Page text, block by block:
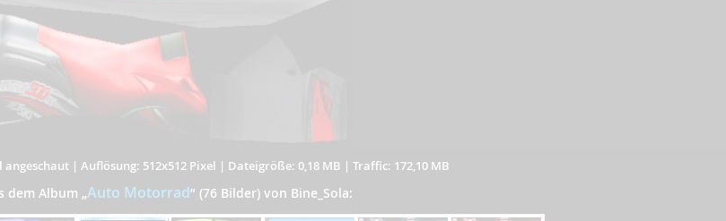
angeschaut | Auflösung: 512x512 Pixel | Dateigröße: 0,18 MB | Traffic: 172,10 MB
dem Album „Auto Motorrad” (76 Bilder) von Bine_Sola: